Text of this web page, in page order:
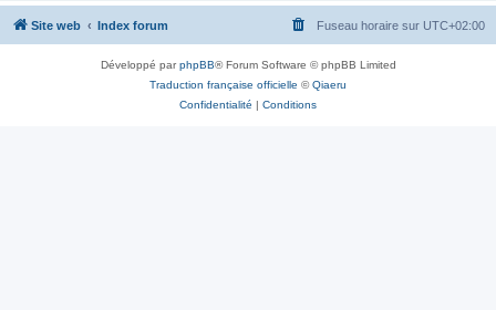
h
Site web Index forum Fuseau horaire sur UTC+02:00
Développé parphpBB® Forum Software © phpBB Limited
Traduction française officielle ©Qiaeru
Confidentialité | Conditions